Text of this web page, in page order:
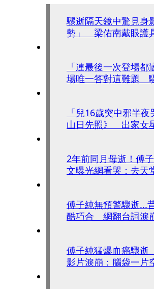
驟逝隔天鏡中驚見身
勢」 梁佑南戴眼護
「連最後一次登場
場唯一答對這難題
「兒16歲突中邪半
山日先照》 出家女
2年前同月母逝！傅
文曝光網看哭：去天
傅子純無預警驟逝...
酷巧合 網翻台詞淚
傅子純猛爆血癌驟
影片淚崩：腦袋一片